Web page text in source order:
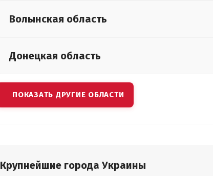
Волынская область
Донецкая область
ПОКАЗАТЬ ДРУГИЕ ОБЛАСТИ
Крупнейшие города Украины